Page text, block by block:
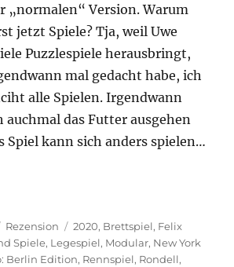
„normalen“ Version. Warum
jetzt Spiele? Tja, weil Uwe
Puzzlespiele herausbringt,
mal gedacht habe, ich
alle Spielen. Irgendwann
auchmal das Futter ausgehen
Spiel kann sich anders spielen…
– Berlin Edition“
Kategorien
Rezension Schlagwörter
2020, Brettspiel, Felix
Spiele, Legespiel, Modular, New York
Berlin Edition, Rennspiel, Rondell,